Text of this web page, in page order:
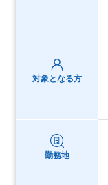
対象となる方
勤務地